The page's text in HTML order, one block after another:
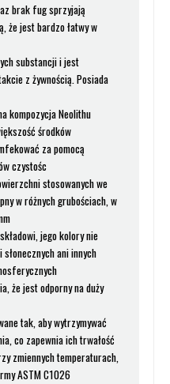
brak fug sprzyjają
że jest bardzo łatwy w
substancji i jest
z żywnością. Posiada
kompozycja Neolithu
środków
za pomocą
czystośc
stosowanych we
w różnych grubościach, w
jego kolory nie
słonecznych ani innych
że jest odporny na duży
tak, aby wytrzymywać
co zapewnia ich trwałość
zmiennych temperaturach,
ASTM C1026